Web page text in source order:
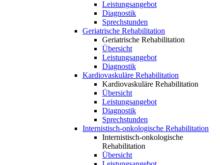
Leistungsangebot
Diagnostik
Sprechstunden
Geriatrische Rehabilitation
Geriatrische Rehabilitation
Übersicht
Leistungsangebot
Diagnostik
Kardiovaskuläre Rehabilitation
Kardiovaskuläre Rehabilitation
Übersicht
Leistungsangebot
Diagnostik
Sprechstunden
Internistisch-onkologische Rehabilitation
Internistisch-onkologische
Rehabilitation
Übersicht